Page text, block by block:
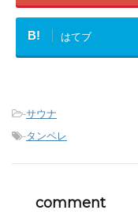
B! はてブ
-サウナ
-タンペレ
comment